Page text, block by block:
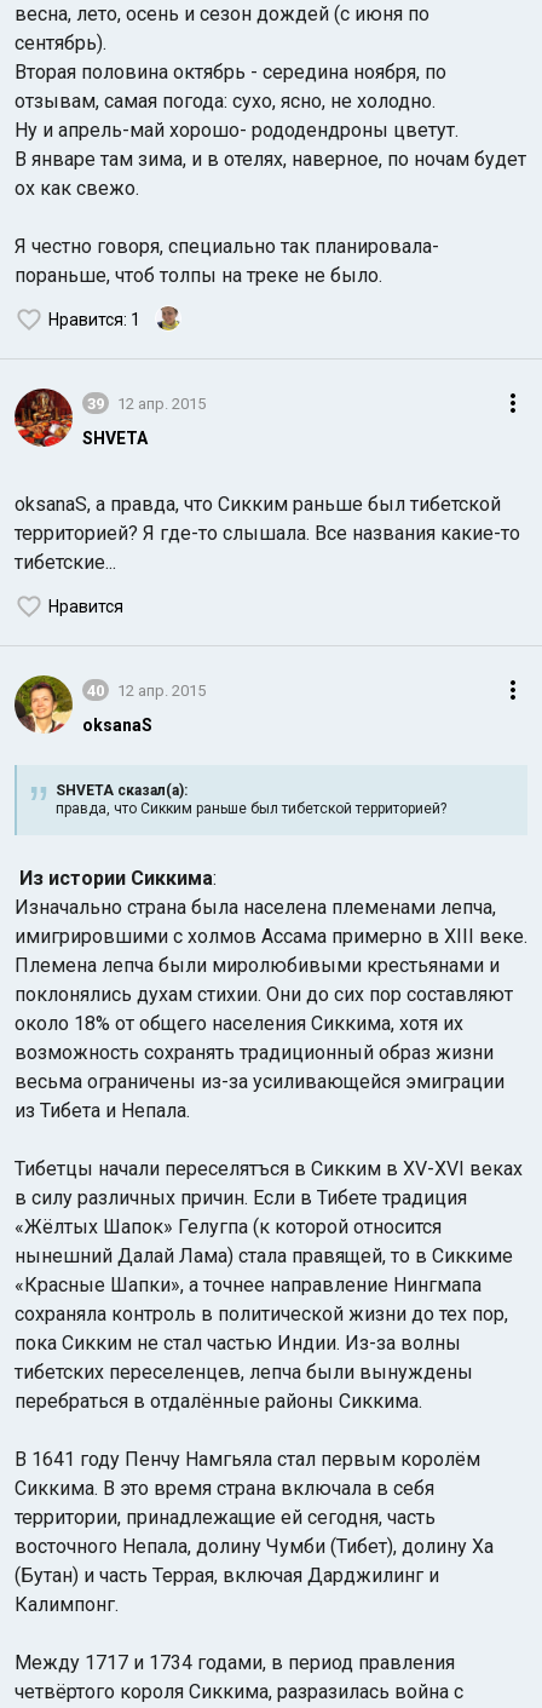
весна, лето, осень и сезон дождей (с июня по
сентябрь).
Вторая половина октябрь - середина ноября, по
отзывам, самая погода: сухо, ясно, не холодно.
Ну и апрель-май хорошо- рододендроны цветут.
В январе там зима, и в отелях, наверное, по ночам будет
ох как свежо.
Я честно говоря, специально так планировала-
пораньше, чтоб толпы на треке не было.
Нравится: 1
39 12 апр. 2015
SHVETA
oksanaS, а правда, что Сикким раньше был тибетской
территорией? Я где-то слышала. Все названия какие-то
тибетские...
Нравится
40 12 апр. 2015
oksanaS
SHVETA сказал(а):
правда, что Сикким раньше был тибетской территорией?
Из истории Сиккима:
Изначально страна была населена племенами лепча,
имигрировшими с холмов Ассама примерно в XIII веке.
Племена лепча были миролюбивыми крестьянами и
поклонялись духам стихии. Они до сих пор составляют
около 18% от общего населения Сиккима, хотя их
возможность сохранять традиционный образ жизни
весьма ограничены из-за усиливающейся эмиграции
из Тибета и Непала.
Тибетцы начали переселятъся в Сикким в XV-XVI веках
в силу различных причин. Если в Тибете традиция
«Жёлтых Шапок» Гелугпа (к которой относится
нынешний Далай Лама) стала правящей, то в Сиккиме
«Красные Шапки», а точнее направление Нингмапа
сохраняла контроль в политической жизни до тех пор,
пока Сикким не стал частью Индии. Из-за волны
тибетских переселенцев, лепча были вынуждены
перебраться в отдалённые районы Сиккима.
В 1641 году Пенчу Намгьяла стал первым королём
Сиккима. В это время страна включала в себя
территории, принадлежащие ей сегодня, часть
восточного Непала, долину Чумби (Тибет), долину Ха
(Бутан) и часть Террая, включая Дарджилинг и
Калимпонг.
Между 1717 и 1734 годами, в период правления
четвёртого короля Сиккима, разразилась война с